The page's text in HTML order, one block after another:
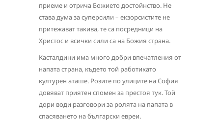
приеме и отрича Божието достойнство. Не
става дума за суперсили – екзорсистите не
притежават такива, те са посредници на
Христос и всички сили са на Божия страна.
Касталдини има много добри впечатления от
напата страна, където той работикато
културен аташе. Розите по улиците на София
довяват приятен спомен за престоя тук. Той
дори води разговори за ролята на папата в
спасяването на български евреи.